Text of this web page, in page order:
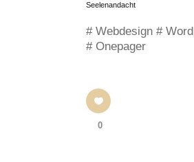
Seelenandacht
# Webdesign #
# Onepager
0